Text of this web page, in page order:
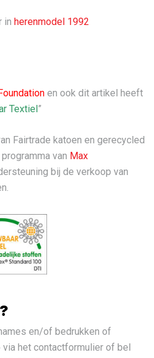
in herenmodel 1992
en ook dit artikel heeft
Textiel ”
Fairtrade katoen en gerecycled
van Max
bij de verkoop van
en/of bedrukken of
het contactformulier of bel